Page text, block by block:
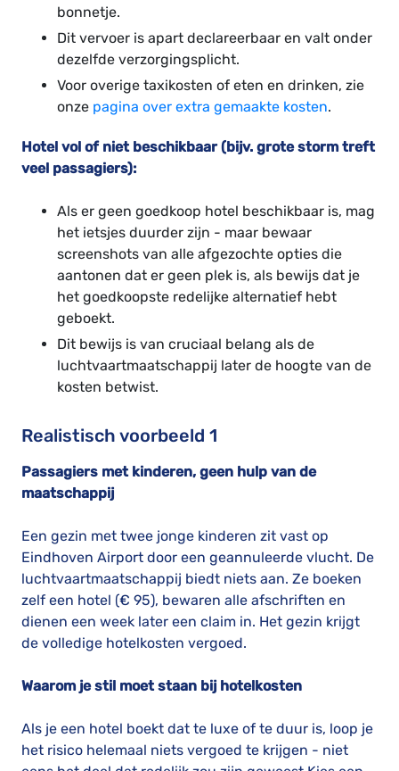
bonnetje.
Dit vervoer is apart declareerbaar en valt onder
dezelfde verzorgingsplicht.
Voor overige taxikosten of eten en drinken, zie
onze pagina over extra gemaakte kosten.
Hotel vol of niet beschikbaar (bijv. grote storm treft
veel passagiers):
Als er geen goedkoop hotel beschikbaar is, mag
het ietsjes duurder zijn - maar bewaar
screenshots van alle afgezochte opties die
aantonen dat er geen plek is, als bewijs dat je
het goedkoopste redelijke alternatief hebt
geboekt.
Dit bewijs is van cruciaal belang als de
luchtvaartmaatschappij later de hoogte van de
kosten betwist.
Realistisch voorbeeld 1
Passagiers met kinderen, geen hulp van de
maatschappij
Een gezin met twee jonge kinderen zit vast op
Eindhoven Airport door een geannuleerde vlucht. De
luchtvaartmaatschappij biedt niets aan. Ze boeken
zelf een hotel (€ 95), bewaren alle afschriften en
dienen een week later een claim in. Het gezin krijgt
de volledige hotelkosten vergoed.
Waarom je stil moet staan bij hotelkosten
Als je een hotel boekt dat te luxe of te duur is, loop je
het risico helemaal niets vergoed te krijgen - niet